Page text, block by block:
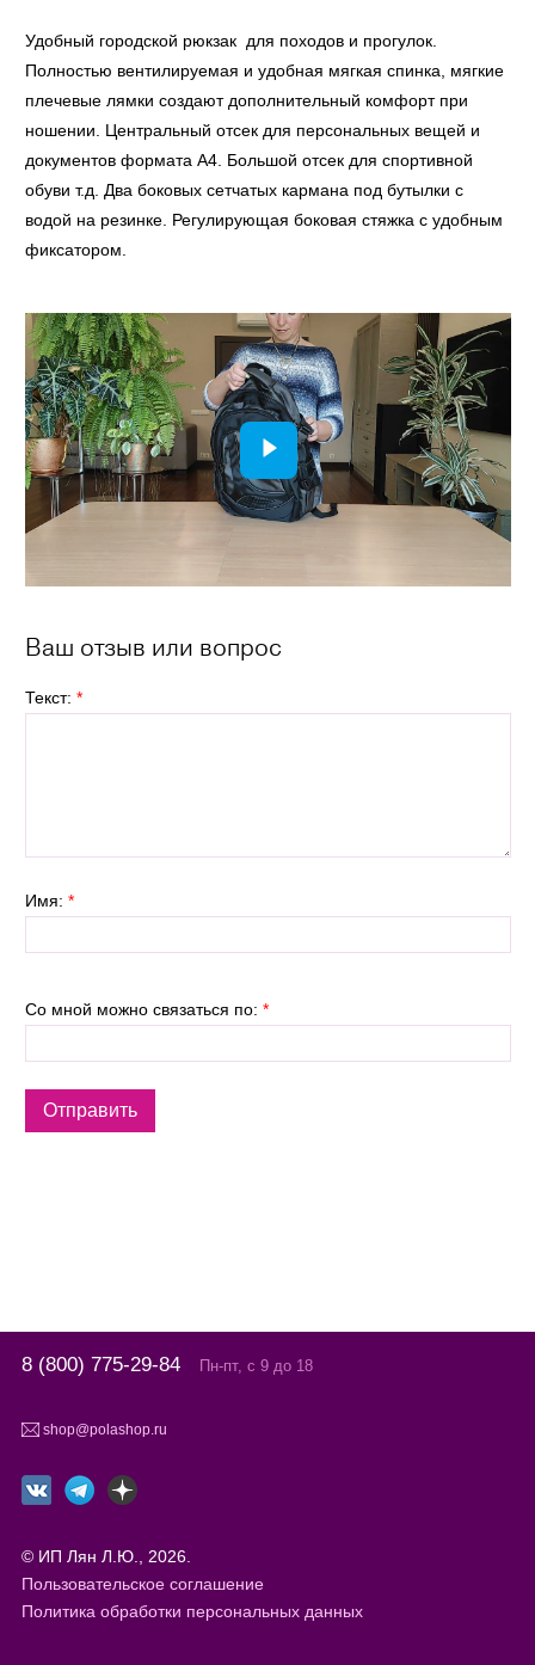
Удобный городской рюкзак для походов и прогулок.
Полностью вентилируемая и удобная мягкая спинка, мягкие
плечевые лямки создают дополнительный комфорт при
ношении. Центральный отсек для персональных вещей и
документов формата A4. Большой отсек для спортивной
обуви т.д. Два боковых сетчатых кармана под бутылки с
водой на резинке. Регулирующая боковая стяжка с удобным
фиксатором.
Ваш отзыв или вопрос
Текст: *
Имя: *
Со мной можно связаться по: *
8 (800) 775-29-84 Пн-пт, с 9 до 18
shop@polashop.ru
© ИП Лян Л.Ю., 2026.
Пользовательское соглашение
Политика обработки персональных данных